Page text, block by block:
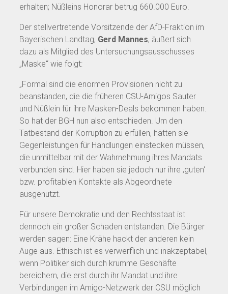
erhalten; Nüßleins Honorar betrug 660.000 Euro.
Der stellvertretende Vorsitzende der AfD-Fraktion im
Bayerischen Landtag, Gerd Mannes, äußert sich
dazu als Mitglied des Untersuchungsausschusses
„Maske“ wie folgt:
„Formal sind die enormen Provisionen nicht zu
beanstanden, die die früheren CSU-Amigos Sauter
und Nüßlein für ihre Masken-Deals bekommen haben.
So hat der BGH nun also entschieden. Um den
Tatbestand der Korruption zu erfüllen, hätten sie
Gegenleistungen für Handlungen einstecken müssen,
die unmittelbar mit der Wahrnehmung ihres Mandats
verbunden sind. Hier haben sie jedoch nur ihre ‚guten‘
bzw. profitablen Kontakte als Abgeordnete
ausgenutzt.
Für unsere Demokratie und den Rechtsstaat ist
dennoch ein großer Schaden entstanden. Die Bürger
werden sagen: Eine Krähe hackt der anderen kein
Auge aus. Ethisch ist es verwerflich und inakzeptabel,
wenn Politiker sich durch krumme Geschäfte
bereichern, die erst durch ihr Mandat und ihre
Verbindungen im Amigo-Netzwerk der CSU möglich